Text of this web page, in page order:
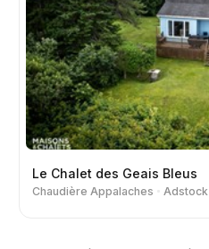
Le Chalet des Geais Bleus
Chaudière Appalaches Adstock